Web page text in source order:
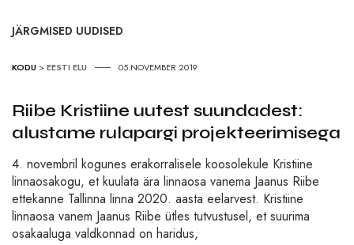
JÄRGMISED UUDISED
KODU >EESTI ELU 05.NOVEMBER 2019
Riibe Kristiine uutest suundadest:
alustame rulapargi projekteerimisega
4. novembril kogunes erakorralisele koosolekule Kristiine
linnaosakogu, et kuulata ära linnaosa vanema Jaanus Riibe
ettekanne Tallinna linna 2020. aasta eelarvest. Kristiine
linnaosa vanem Jaanus Riibe ütles tutvustusel, et suurima
osakaaluga valdkonnad on haridus,